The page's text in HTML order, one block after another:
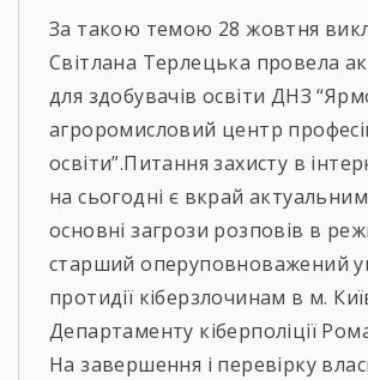
За такою темою 28 жовтня
Світлана Терлецька провела
для здобувачів освіти ДНЗ
агроромисловий центр
освіти”.Питання захисту в
на сьогодні є вкрай
основні загрози розповів в
старший оперуповноважений
протидії кіберзлочинам в м.
Департаменту кіберполіції
На завершення і перевірку